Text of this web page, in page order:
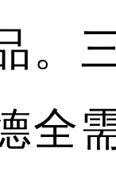
。
全